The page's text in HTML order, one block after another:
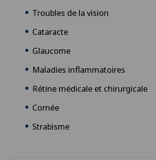
Troubles de la vision
Cataracte
Glaucome
Maladies inflammatoires
Rétine médicale et chirurgicale
Cornée
Strabisme